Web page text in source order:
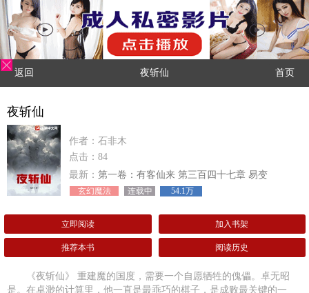
返回 夜斩仙 首页
夜斩仙
作者：石非木
点击：84
最新： 第一卷：有客仙来 第三百四十七章 易变
玄幻魔法 连载中 54.1万
立即阅读 加入书架
推荐本书 阅读历史
《夜斩仙》 重建魔的国度，需要一个自愿牺牲的傀儡。卓无昭
是。在卓渺的计算里，他一直是最乖巧的棋子，是成败最关键的一